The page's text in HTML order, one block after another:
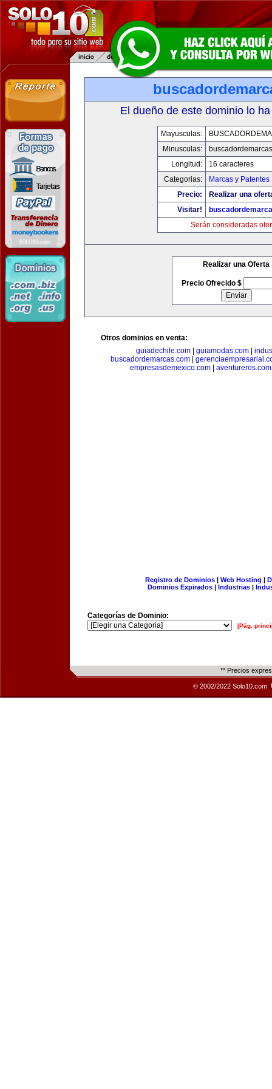
El dueño de este dominio lo
Mayusculas:
Minusculas:
Longitud:
16 caracteres
Categorias:
Marcas y Patentes
Precio:
Realizar una
Visitar!
Serán consideradas
Realizar una Oferta
Precio Ofrecido $
Otros dominios en venta:
guiadechile.com
guiamodas.com
buscadordemarcas.com|
empresasdemexico.com| aventureros.com
Registro de Dominios| Web Hosting |
Dominios Expirados | Industrias |
Categorías de Dominio:
[Pág.
** Precios
© 2002/2022 Solo10.com